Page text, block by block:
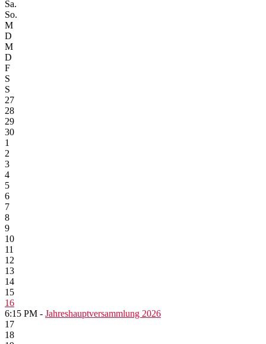
Sa.
So.
M
D
M
D
F
S
S
27
28
29
30
1
2
3
4
5
6
7
8
9
10
11
12
13
14
15
16
6:15 PM - Jahreshauptversammlung 2026
17
18